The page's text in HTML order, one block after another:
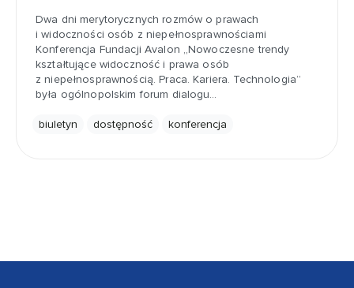
Dwa dni merytorycznych rozmów o prawach
i widoczności osób z niepełnosprawnościami
Konferencja Fundacji Avalon „Nowoczesne trendy
kształtujące widoczność i prawa osób
z niepełnosprawnością. Praca. Kariera. Technologia”
była ogólnopolskim forum dialogu…
biuletyn dostępność konferencja